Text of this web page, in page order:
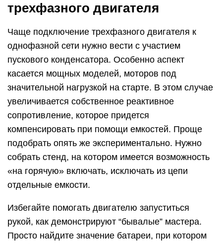
трехфазного двигателя
Чаще подключение трехфазного двигателя к
однофазной сети нужно вести с участием
пускового конденсатора. Особенно аспект
касается мощных моделей, моторов под
значительной нагрузкой на старте. В этом случае
увеличивается собственное реактивное
сопротивление, которое придется
компенсировать при помощи емкостей. Проще
подобрать опять же экспериментально. Нужно
собрать стенд, на котором имеется возможность
«на горячую» включать, исключать из цепи
отдельные емкости.
Избегайте помогать двигателю запуститься
рукой, как демонстрируют “бывалые” мастера.
Просто найдите значение батареи, при котором